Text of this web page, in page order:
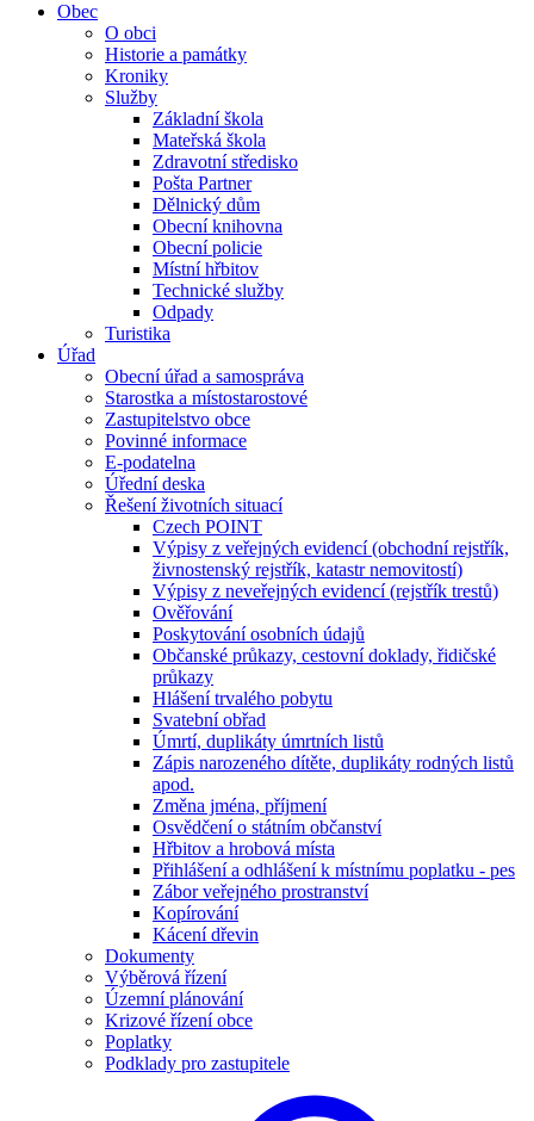
Obec
O obci
Historie a památky
Kroniky
Služby
Základní škola
Mateřská škola
Zdravotní středisko
Pošta Partner
Dělnický dům
Obecní knihovna
Obecní policie
Místní hřbitov
Technické služby
Odpady
Turistika
Úřad
Obecní úřad a samospráva
Starostka a místostarostové
Zastupitelstvo obce
Povinné informace
E-podatelna
Úřední deska
Řešení životních situací
Czech POINT
Výpisy z veřejných evidencí (obchodní rejstřík,
živnostenský rejstřík, katastr nemovitostí)
Výpisy z neveřejných evidencí (rejstřík trestů)
Ověřování
Poskytování osobních údajů
Občanské průkazy, cestovní doklady, řidičské
průkazy
Hlášení trvalého pobytu
Svatební obřad
Úmrtí, duplikáty úmrtních listů
Zápis narozeného dítěte, duplikáty rodných listů
apod.
Změna jména, příjmení
Osvědčení o státním občanství
Hřbitov a hrobová místa
Přihlášení a odhlášení k místnímu poplatku - pes
Zábor veřejného prostranství
Kopírování
Kácení dřevin
Dokumenty
Výběrová řízení
Územní plánování
Krizové řízení obce
Poplatky
Podklady pro zastupitele